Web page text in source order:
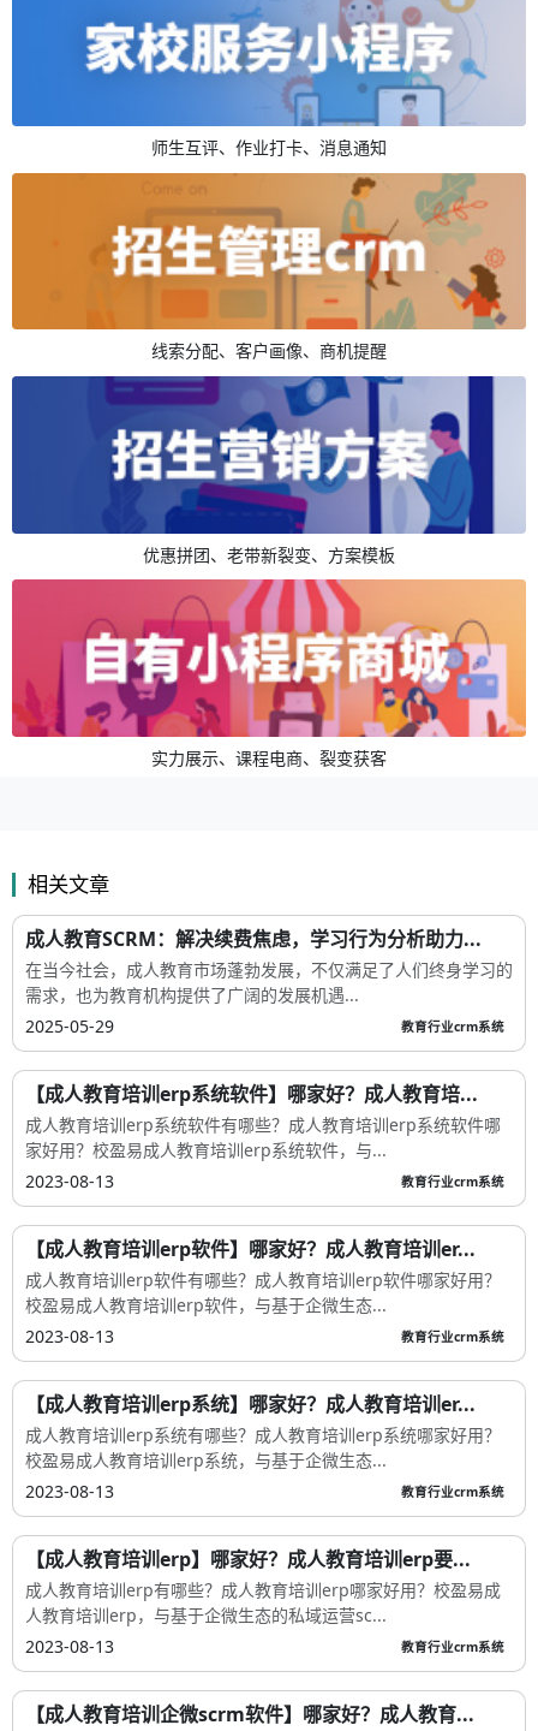
师生互评、作业打卡、消息通知
线索分配、客户画像、商机提醒
优惠拼团、老带新裂变、方案模板
实力展示、课程电商、裂变获客
相关文章
成人教育SCRM：解决续费焦虑，学习行为分析助力...
在当今社会，成人教育市场蓬勃发展，不仅满足了人们终身学习的
需求，也为教育机构提供了广阔的发展机遇...
2025-05-29
教育行业crm系统
【成人教育培训erp系统软件】哪家好？成人教育培...
成人教育培训erp系统软件有哪些？成人教育培训erp系统软件哪
家好用？校盈易成人教育培训erp系统软件，与...
2023-08-13
教育行业crm系统
【成人教育培训erp软件】哪家好？成人教育培训er...
成人教育培训erp软件有哪些？成人教育培训erp软件哪家好用？
校盈易成人教育培训erp软件，与基于企微生态...
2023-08-13
教育行业crm系统
【成人教育培训erp系统】哪家好？成人教育培训er...
成人教育培训erp系统有哪些？成人教育培训erp系统哪家好用？
校盈易成人教育培训erp系统，与基于企微生态...
2023-08-13
教育行业crm系统
【成人教育培训erp】哪家好？成人教育培训erp要...
成人教育培训erp有哪些？成人教育培训erp哪家好用？校盈易成
人教育培训erp，与基于企微生态的私域运营sc...
2023-08-13
教育行业crm系统
【成人教育培训企微scrm软件】哪家好？成人教育...